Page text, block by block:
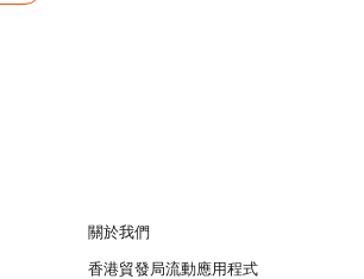
關於我們
香港貿發局流動應用程式